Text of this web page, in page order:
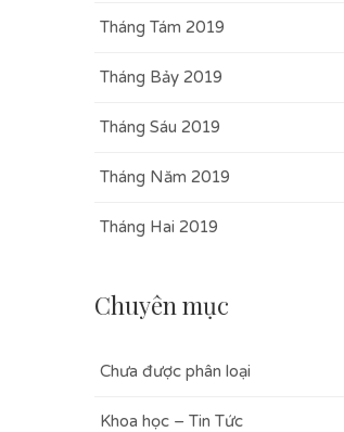
Tháng Tám 2019
Tháng Bảy 2019
Tháng Sáu 2019
Tháng Năm 2019
Tháng Hai 2019
Chuyên mục
Chưa được phân loại
Khoa học – Tin Tức